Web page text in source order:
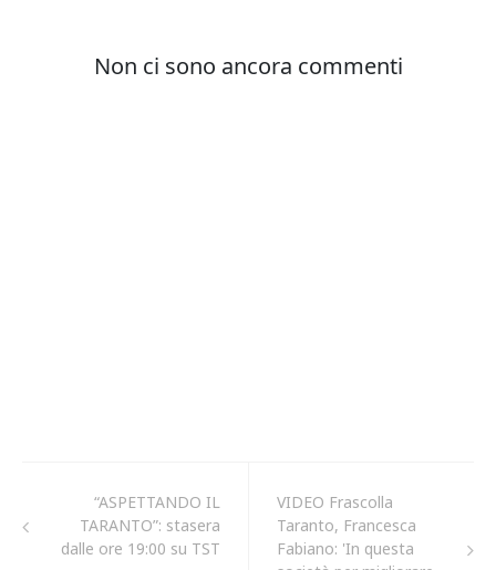
“ASPETTANDO IL
TARANTO”: stasera
dalle ore 19:00 su TST
VIDEO Frascolla
Taranto, Francesca
Fabiano: 'In questa